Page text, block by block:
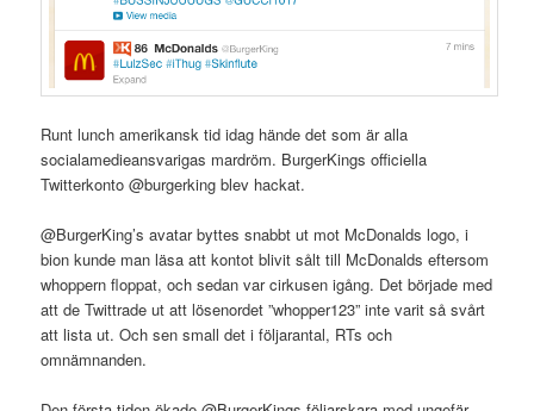
Runt lunch amerikansk tid idag hände det som är alla
socialamedieansvarigas mardröm. BurgerKings officiella
Twitterkonto @burgerking blev hackat.
@BurgerKing’s avatar byttes snabbt ut mot McDonalds logo, i
bion kunde man läsa att kontot blivit sålt till McDonalds eftersom
whoppern floppat, och sedan var cirkusen igång. Det började med
att de Twittrade ut att lösenordet ”whopper123” inte varit så svårt
att lista ut. Och sen small det i följarantal, RTs och
omnämnanden.